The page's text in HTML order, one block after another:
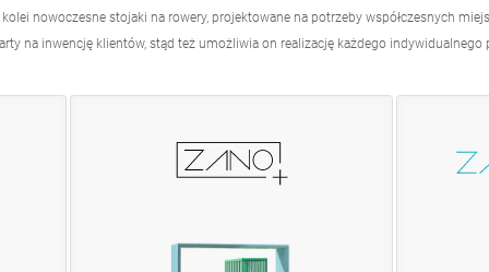
nowoczesne stojaki na rowery, projektowane na potrzeby współczesnych
na inwencję klientów, stąd też umożliwia on realizację każdego indywidualnego